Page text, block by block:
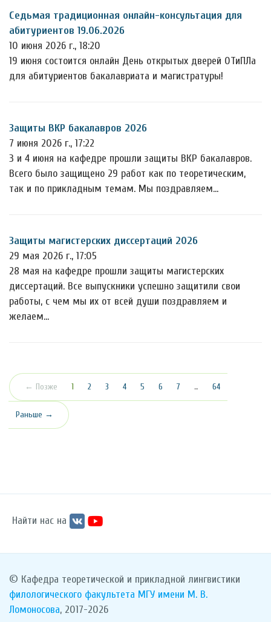
Седьмая традиционная онлайн-консультация для
абитуриентов 19.06.2026
10 июня 2026 г., 18:20
19 июня состоится онлайн День открытых дверей ОТиПЛа
для абитуриентов бакалавриата и магистратуры!
Защиты ВКР бакалавров 2026
7 июня 2026 г., 17:22
3 и 4 июня на кафедре прошли защиты ВКР бакалавров.
Всего было защищено 29 работ как по теоретическим,
так и по прикладным темам. Мы поздравляем…
Защиты магистерских диссертаций 2026
29 мая 2026 г., 17:05
28 мая на кафедре прошли защиты магистерских
диссертаций. Все выпускники успешно защитили свои
работы, с чем мы их от всей души поздравляем и
желаем…
← Позже 1 (текущая)
2 3 4 5 6 7 … 64
Раньше →
Найти нас на
© Кафедра теоретической и прикладной лингвистики
филологического факультета МГУ имени М. В.
Ломоносова, 2017-2026